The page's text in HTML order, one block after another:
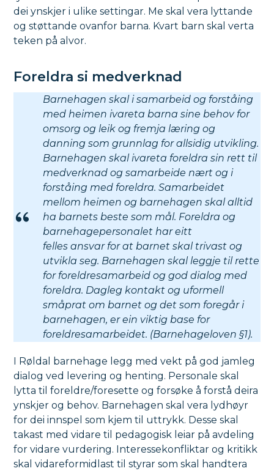
dei ynskjer i ulike settingar. Me skal vera lyttande
og støttande ovanfor barna. Kvart barn skal verta
teken på alvor.
Foreldra si medverknad
Barnehagen skal i samarbeid og forståing
med heimen ivareta barna sine behov for
omsorg og leik og fremja læring og
danning som grunnlag for allsidig utvikling.
Barnehagen skal ivareta foreldra sin rett til
medverknad og samarbeide nært og i
forståing med foreldra. Samarbeidet
mellom heimen og barnehagen skal alltid
ha barnets beste som mål. Foreldra og
barnehagepersonalet har eitt
felles ansvar for at barnet skal trivast og
utvikla seg. Barnehagen skal leggje til rette
for foreldresamarbeid og god dialog med
foreldra. Dagleg kontakt og uformell
småprat om barnet og det som foregår i
barnehagen, er ein viktig base for
foreldresamarbeidet. (Barnehageloven §1).
I Røldal barnehage legg med vekt på god jamleg
dialog ved levering og henting. Personale skal
lytta til foreldre/foresette og forsøke å forstå deira
ynskjer og behov. Barnehagen skal vera lydhøyr
for dei innspel som kjem til uttrykk. Desse skal
takast med vidare til pedagogisk leiar på avdeling
for vidare vurdering. Interessekonfliktar og kritikk
skal vidareformidlast til styrar som skal handtera